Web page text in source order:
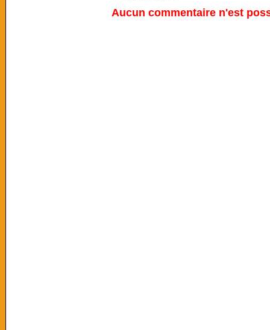
Aucun commentaire n'est